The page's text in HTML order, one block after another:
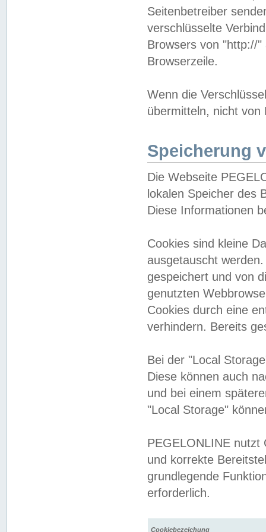
Seitenbetreiber
verschlüsselte
Browsers von "http://
Browserzeile.
Wenn die
übermitteln, nicht von
Speicherung
Die Webseite
lokalen Speicher des
Diese Informationen
Cookies sind kleine
ausgetauscht
gespeichert und von
genutzten
Cookies durch eine
verhindern. Bereits
Bei der "Local
Diese können auch
und bei einem
"Local Storage"
PEGELONLINE nutzt
und korrekte
grundlegende
erforderlich.
Cookiebezeichung